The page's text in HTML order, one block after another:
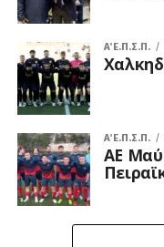
Α΄ Ε.Π.Σ.Π.
Α΄ Ε.Π.Σ.Π.
ΑΕ